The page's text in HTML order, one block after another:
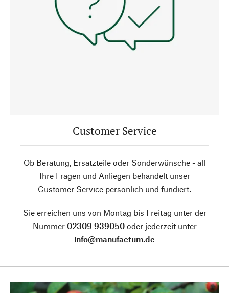
Customer Service
Ob Beratung, Ersatzteile oder Sonderwünsche - all
Ihre Fragen und Anliegen behandelt unser
Customer Service persönlich und fundiert.
Sie erreichen uns von Montag bis Freitag unter der
Nummer 02309 939050oder jederzeit unter
info@manufactum.de